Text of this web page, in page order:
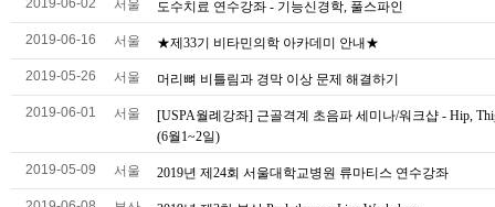
2019-06-02 서울 도수치료 연수강좌 - 기능신경학, 풀스파인
2019-06-16 서울 ★제33기 비타민의학 아카데미 안내★
2019-05-26 서울 머리뼈 비틀림과 경막 이상 문제 해결하기
2019-06-01 서울
[USPA월례강좌] 근골격계 초음파 세미나/워크샵 - Hip,
(6월1~2일)
2019-05-09 서울 2019년 제24회 서울대학교병원 류마티스 연수강좌